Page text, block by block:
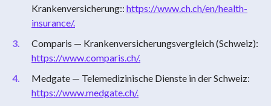
Krankenversicherung:: https://www.ch.ch/en/health-
insurance/.
Comparis — Krankenversicherungsvergleich (Schweiz):
https://www.comparis.ch/.
Medgate — Telemedizinische Dienste in der Schweiz:
https://www.medgate.ch/.